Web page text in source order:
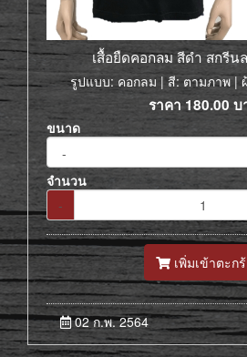
เสื้อยืดคอกลม สีดำ สกรีน
รูปแบบ: คอกลม | สี: ตามภาพ |
ราคา180.00 บ
ขนาด
จำนวน
-
เพิ่มเข้าตะก
02 ก.พ. 2564